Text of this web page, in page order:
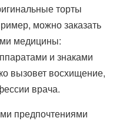
торты
можно заказать
медицины:
и знаками
вызовет восхищение,
врача.
предпочтениями